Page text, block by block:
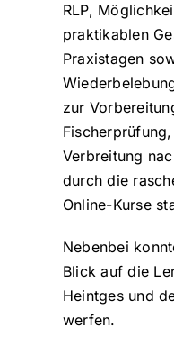
RLP,
praktikablen
Praxistagen
zur
Verbreitung
durch die
Online-Kurse
Nebenbei
Blick auf die
Heintges und
werfen.